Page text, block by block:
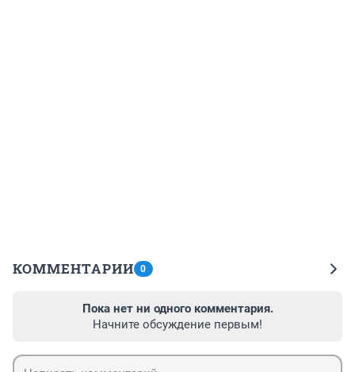
КОММЕНТАРИИ 0
Пока нет ни одного комментария.
Начните обсуждение первым!